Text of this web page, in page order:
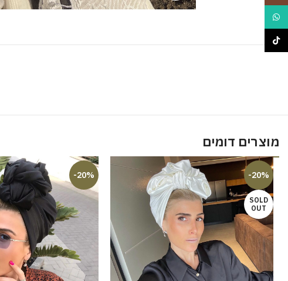
מוצרים דומים
-20%
SOLD
OUT
-20%